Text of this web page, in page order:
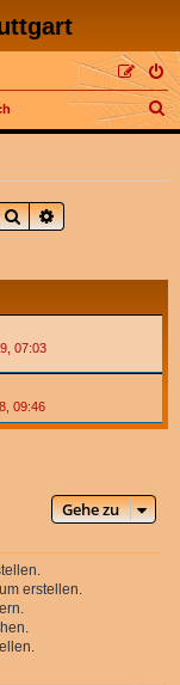
S
u
SucheErweiterte Suche
07:03
09:46
Gehe zu
erstellen.